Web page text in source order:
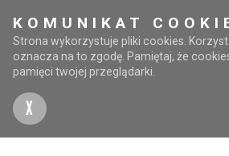
KOMUNIKAT
Strona wykorzystuje pliki cookies.
oznacza na to zgodę. Pamiętaj, że
pamięci twojej przeglądarki.
X